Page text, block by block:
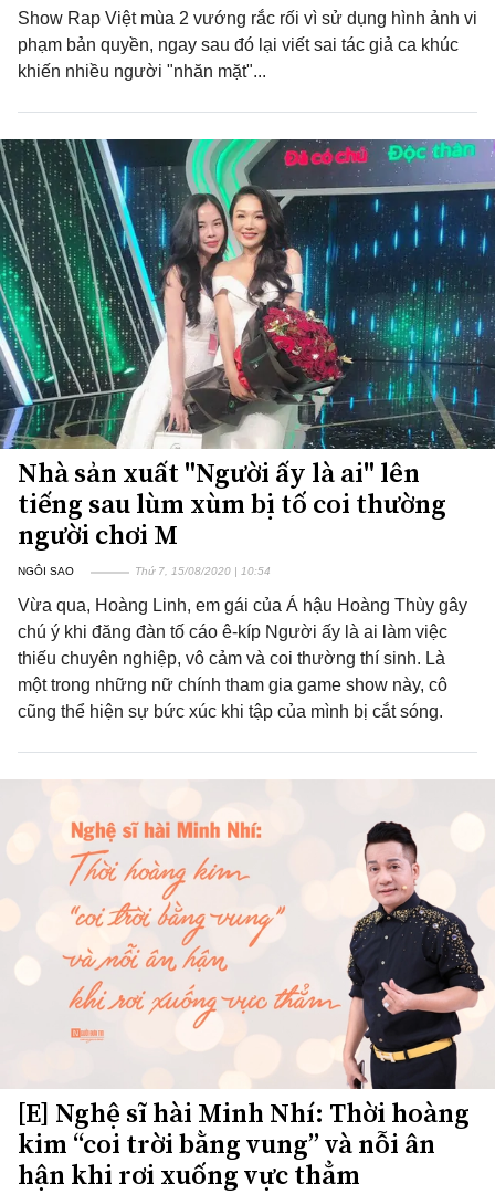
Show Rap Việt mùa 2 vướng rắc rối vì sử dụng hình ảnh vi
phạm bản quyền, ngay sau đó lại viết sai tác giả ca khúc
khiến nhiều người "nhăn mặt"...
Nhà sản xuất "Người ấy là ai" lên
tiếng sau lùm xùm bị tố coi thường
người chơi M
NGÔI SAO Thứ 7, 15/08/2020 | 10:54
Vừa qua, Hoàng Linh, em gái của Á hậu Hoàng Thùy gây
chú ý khi đăng đàn tố cáo ê-kíp Người ấy là ai làm việc
thiếu chuyên nghiệp, vô cảm và coi thường thí sinh. Là
một trong những nữ chính tham gia game show này, cô
cũng thể hiện sự bức xúc khi tập của mình bị cắt sóng.
[E] Nghệ sĩ hài Minh Nhí: Thời hoàng
kim “coi trời bằng vung” và nỗi ân
hận khi rơi xuống vực thẳm